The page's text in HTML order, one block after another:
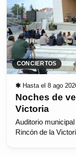
CONCIERTOS
✱ Hasta el 8 ago
Noches de
Victoria
Auditorio
Rincón de la